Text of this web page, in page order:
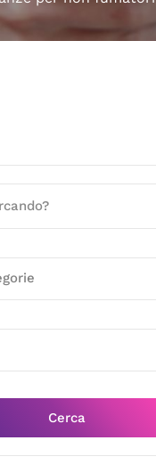
Cerca